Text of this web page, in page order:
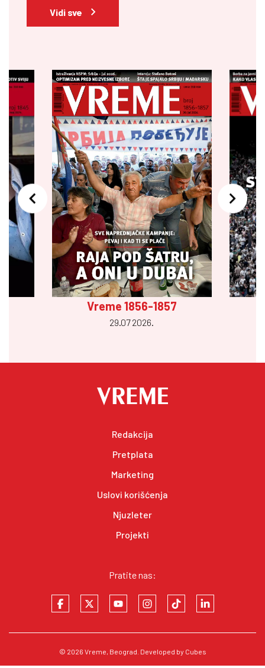
Vidi sve
Vreme 1856-1857
29.07 2026.
Redakcija
Pretplata
Marketing
Uslovi korišćenja
Njuzleter
Projekti
Pratite nas:
© 2026 Vreme, Beograd. Developed by Cubes